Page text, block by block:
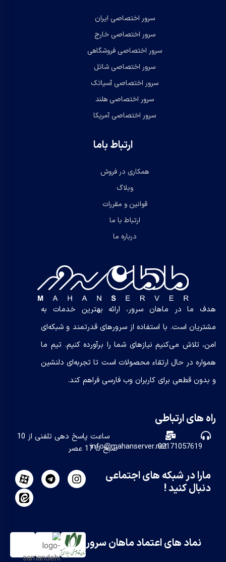
سرور اختصاصی ایران
سرور اختصاصی خارج
سرور اختصاصی فروشگاهی
سرور اختصاصی شاتل
سرور اختصاصی آسیاتک
سرور اختصاصی هلند
سرور اختصاصی آمریکا
ارتباط باما
همکاری در فروش
وبلاگ
قوانین و مقررات
ارتباط با ما
درباره ما
هدف ما در ماهان سرور، ارائه بهترین خدمات به
مشتریان است. با استفاده از سرورهای قدرتمند و شبکه‌ای
امن، تلاش می‌کنیم نیازهای شما را برآورده کنیم. تیم ما
همواره در حال ارتقاء محصولات است تا تجربه‌ای دلنشین
و بدون قطعی برای کاربران وب فارسی فراهم کند.
راه های ارتباطی
02171057619
info@mahanserver.net
ساعت پاسخ دهی تلفنی از 10
صبح تا 17 عصر
مارا در شبکه های اجتماعی
دنبال کنید !
نماد های اعتماد ماهان سرور